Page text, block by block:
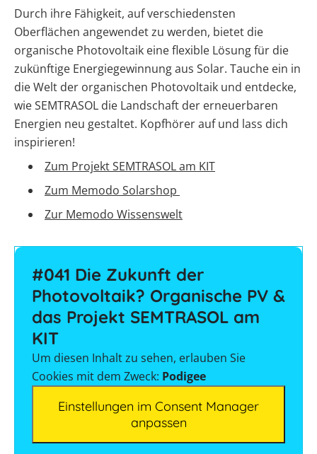
Durch ihre Fähigkeit, auf verschiedensten
Oberflächen angewendet zu werden, bietet die
organische Photovoltaik eine flexible Lösung für die
zukünftige Energiegewinnung aus Solar. Tauche ein in
die Welt der organischen Photovoltaik und entdecke,
wie SEMTRASOL die Landschaft der erneuerbaren
Energien neu gestaltet. Kopfhörer auf und lass dich
inspirieren!
Zum Projekt SEMTRASOL am KIT
Zum Memodo Solarshop
Zur Memodo Wissenswelt
#041 Die Zukunft der
Photovoltaik? Organische PV &
das Projekt SEMTRASOL am
KIT
Um diesen Inhalt zu sehen, erlauben Sie
Cookies mit dem Zweck: Podigee
Einstellungen im Consent Manager
anpassen